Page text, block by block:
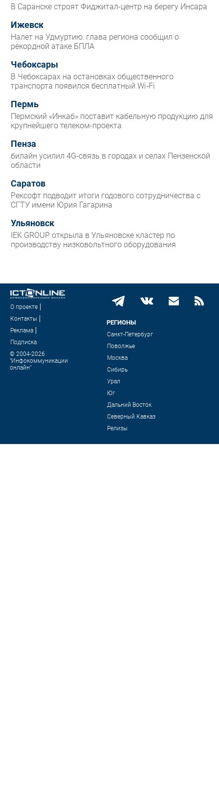
В Саранске строят Фиджитал-центр на берегу Инсара
Ижевск
Налет на Удмуртию: глава региона сообщил о
рекордной атаке БПЛА
Чебоксары
В Чебоксарах на остановках общественного
транспорта появился бесплатный Wi‑Fi
Пермь
Пермский «Инкаб» поставит кабельную продукцию для
крупнейшего телеком-проекта
Пенза
билайн усилил 4G-связь в городах и селах Пензенской
области
Саратов
Рексофт подводит итоги годового сотрудничества с
СГТУ имени Юрия Гагарина
Ульяновск
IEK GROUP открыла в Ульяновске кластер по
производству низковольтного оборудования
О проекте
Контакты
Реклама
Подписка
© 2004-2026
"Инфокоммуникации
онлайн"
РЕГИОНЫ
Санкт-Петербург
Поволжье
Москва
Сибирь
Урал
Юг
Дальний Восток
Северный Кавказ
Релизы